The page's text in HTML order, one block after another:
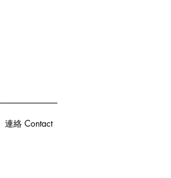
連絡 Contact